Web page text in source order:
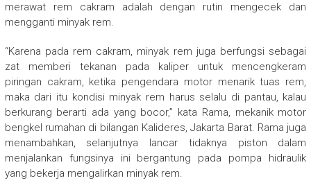
merawat rem cakram adalah dengan rutin mengecek dan
mengganti minyak rem.
“Karena pada rem cakram, minyak rem juga berfungsi sebagai
zat memberi tekanan pada kaliper untuk mencengkeram
piringan cakram, ketika pengendara motor menarik tuas rem,
maka dari itu kondisi minyak rem harus selalu di pantau, kalau
berkurang berarti ada yang bocor,” kata Rama, mekanik motor
bengkel rumahan di bilangan Kalideres, Jakarta Barat. Rama juga
menambahkan, selanjutnya lancar tidaknya piston dalam
menjalankan fungsinya ini bergantung pada pompa hidraulik
yang bekerja mengalirkan minyak rem.